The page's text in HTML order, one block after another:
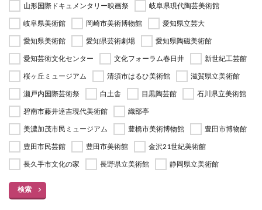
山形国際ドキュメンタリー映画祭
岐阜県現代陶芸美術館
岐阜県美術館
岡崎市美術博物館
愛知県立芸大
愛知県美術館
愛知県芸術劇場
愛知県陶磁美術館
愛知芸術文化センター
文化フォーラム春日井
新世紀工芸館
桜ヶ丘ミュージアム
清須市はるひ美術館
滋賀県立美術館
瀬戸内国際芸術祭
白土舎 目黒陶芸館
石川県立美術館
碧南市藤井達吉現代美術館
織部亭
美濃加茂市民ミュージアム
豊橋市美術博物館
豊田市博物館
豊田市民芸館
豊田市美術館
金沢21世紀美術館
長久手市文化の家
長野県立美術館 静岡県立美術館
検索